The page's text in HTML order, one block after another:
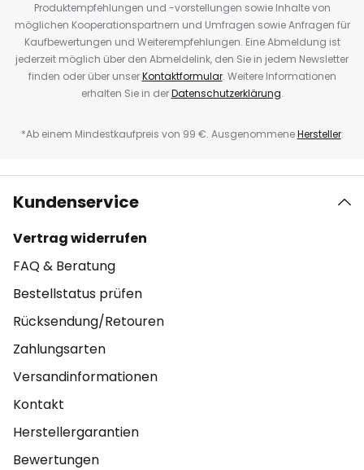
Produktempfehlungen und -vorstellungen sowie Inhalte von
möglichen Kooperationspartnern und Umfragen sowie Anfragen für
Kaufbewertungen und Weiterempfehlungen. Eine Abmeldung ist
jederzeit möglich über den Abmeldelink, den Sie in jedem Newsletter
finden oder über unserKontaktformular. Weitere Informationen
erhalten Sie in derDatenschutzerklärung.
*Ab einem Mindestkaufpreis von 99 €. AusgenommeneHersteller.
Kundenservice
Vertrag widerrufen
FAQ & Beratung
Bestellstatus prüfen
Rücksendung/Retouren
Zahlungsarten
Versandinformationen
Kontakt
Herstellergarantien
Bewertungen